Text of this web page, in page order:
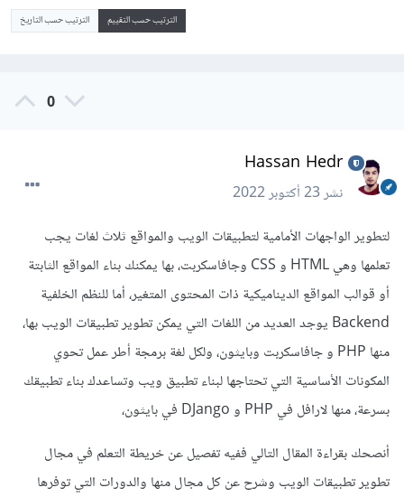
الترتيب حسب التقييم الترتيب حسب التاريخ
0
Hassan Hedr
نشر23 أكتوبر 2022
لتطوير الواجهات الأمامية لتطبيقات الويب والمواقع ثلاث لغات يجب
تعلمها وهي HTML و CSS وجافاسكربت، بها يمكنك بناء المواقع الثابتة
أو قوالب المواقع الديناميكية ذات المحتوى المتغير، أما للنظم الخلفية
Backend يوجد العديد من اللغات التي يمكن تطوير تطبيقات الويب بها،
منها PHP و جافاسكربت وبايثون، ولكل لغة برمجة أطر عمل تحوي
المكونات الأساسية التي تحتاجها لبناء تطبيق ويب وتساعدك بناء تطبيقك
بسرعة، منها لارافل في PHP و DJango في بايثون،
أنصحك بقراءة المقال التالي ففيه تفصيل عن خريطة التعلم في مجال
تطوير تطبيقات الويب وشرح عن كل مجال منها والدورات التي توفرها